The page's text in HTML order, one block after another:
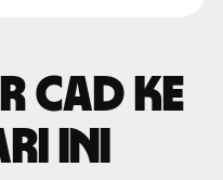
CAD ke
ini